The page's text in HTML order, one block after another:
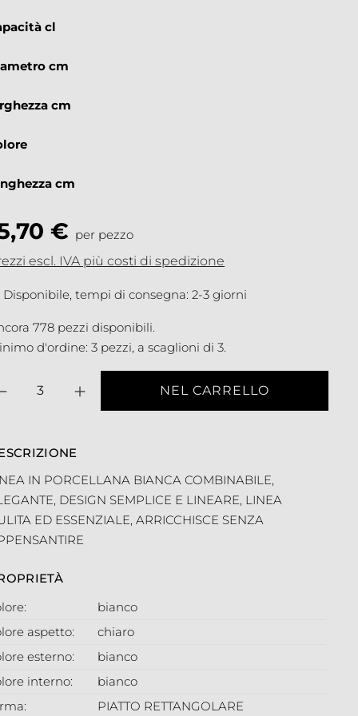
€ per pezzo
escl. IVA più costi di spedizione
Disponibile, tempi di consegna: 2-3 giorni
778 pezzi disponibili.
d'ordine: 3 pezzi, a scaglioni di 3.
cl
cm
cm
cm
NEL CARRELLO
IN PORCELLANA BIANCA COMBINABILE,
DESIGN SEMPLICE E LINEARE, LINEA
ED ESSENZIALE, ARRICCHISCE SENZA
bianco
aspetto:
chiaro
esterno:
bianco
interno:
bianco
PIATTO RETTANGOLARE